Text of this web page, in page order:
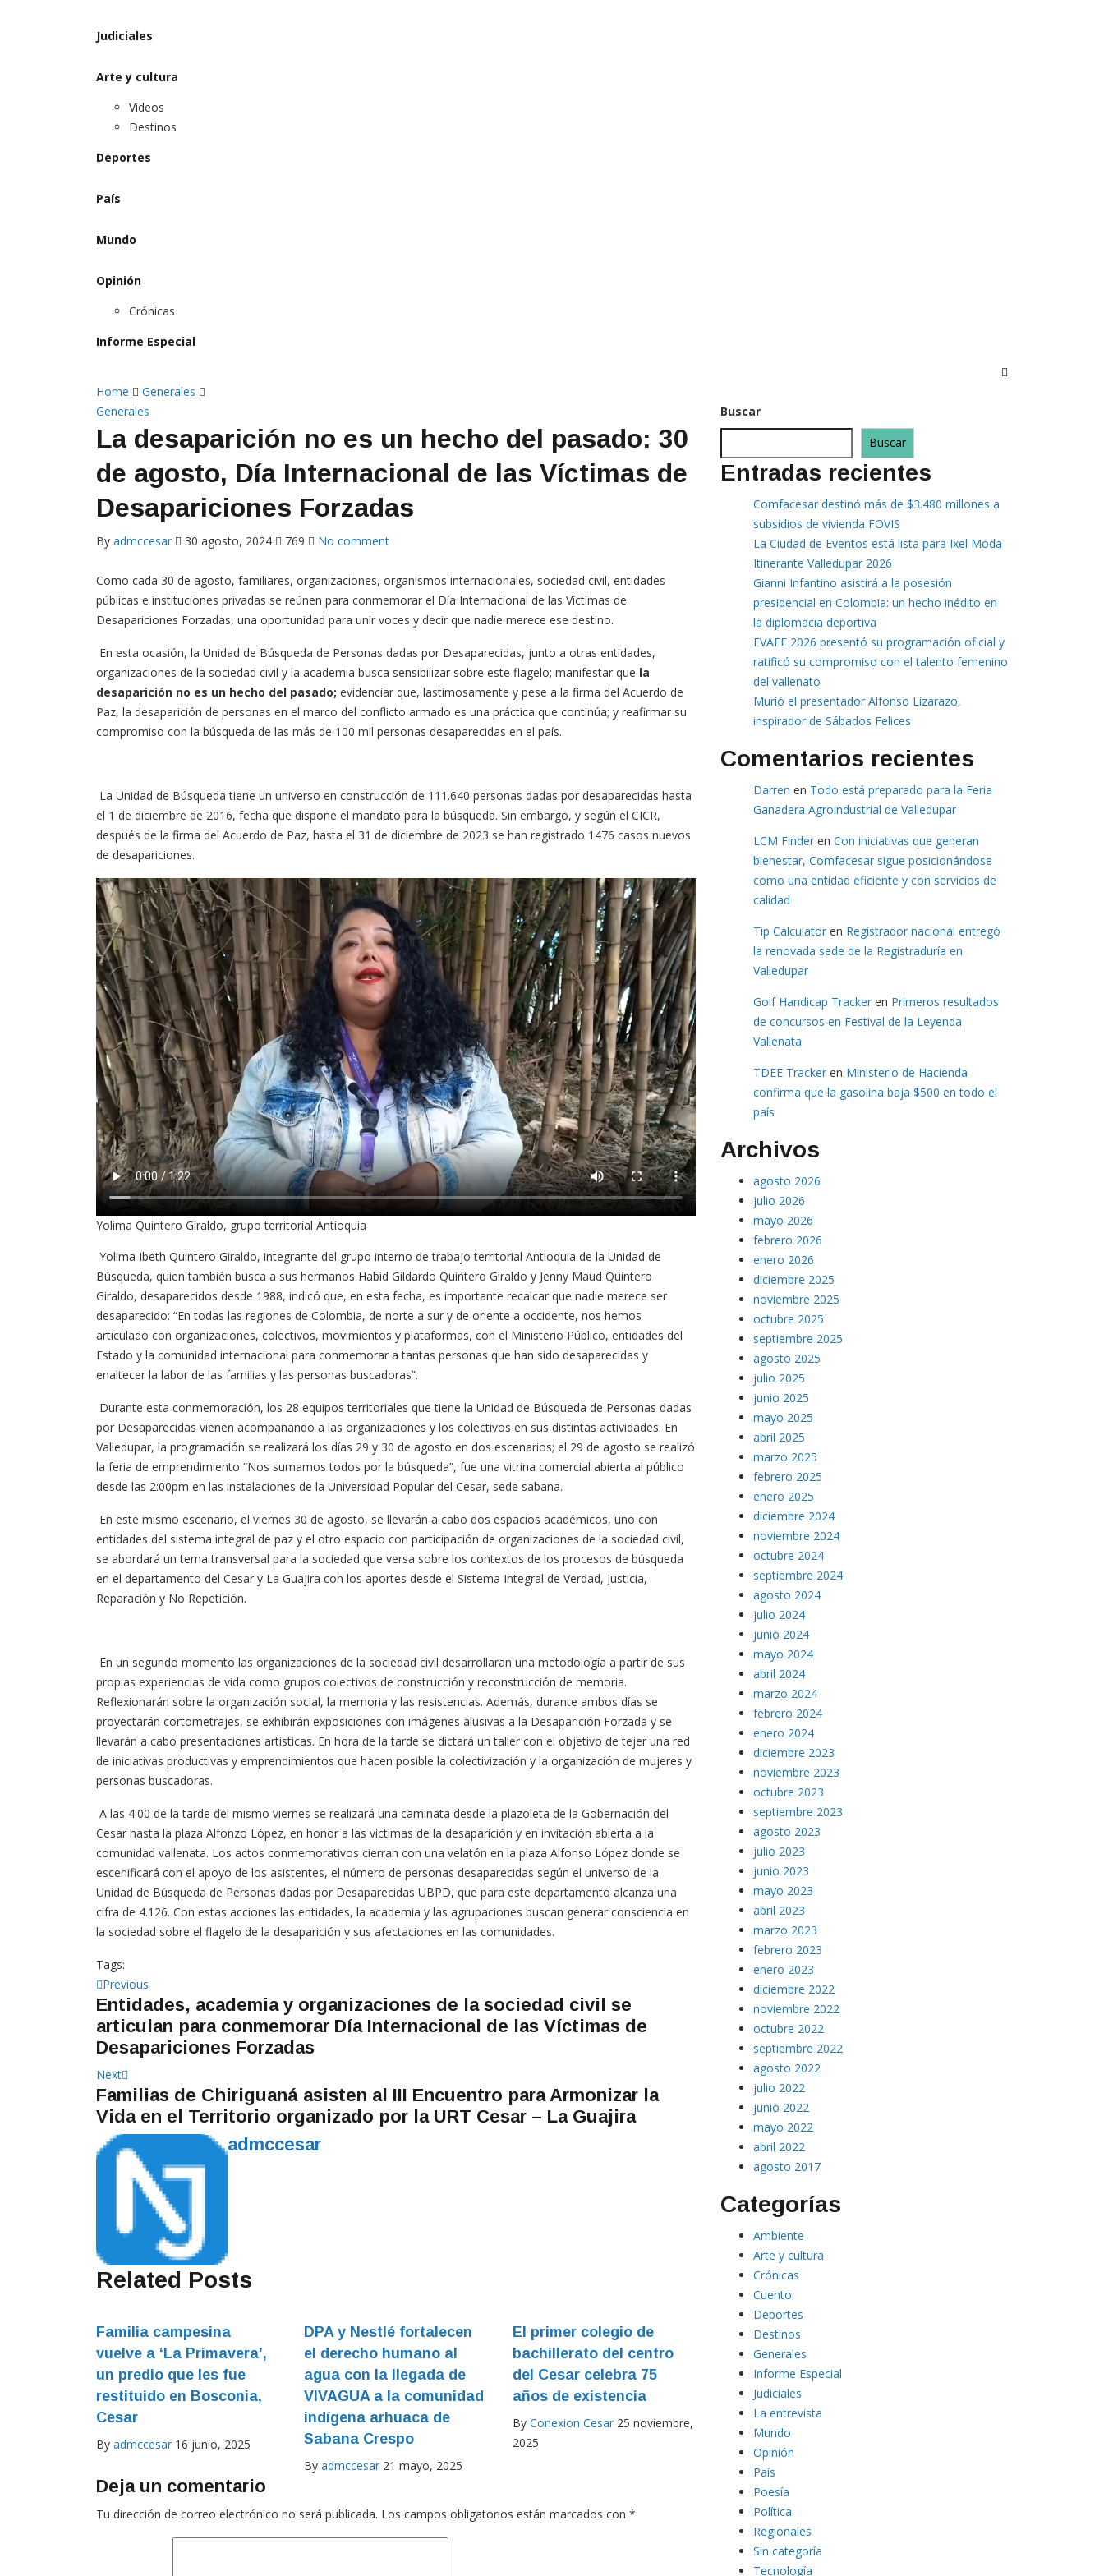
Judiciales
Arte y cultura
Videos
Destinos
Deportes
País
Mundo
Opinión
Crónicas
Informe Especial
Home
Generales
Generales
La desaparición no es un hecho del pasado: 30
de agosto, Día Internacional de las Víctimas de
Desapariciones Forzadas
By admccesar 30 agosto, 2024 769 No comment
Como cada 30 de agosto, familiares, organizaciones, organismos internacionales, sociedad civil, entidades
públicas e instituciones privadas se reúnen para conmemorar el Día Internacional de las Víctimas de
Desapariciones Forzadas, una oportunidad para unir voces y decir que nadie merece ese destino.
En esta ocasión, la Unidad de Búsqueda de Personas dadas por Desaparecidas, junto a otras entidades,
organizaciones de la sociedad civil y la academia busca sensibilizar sobre este flagelo; manifestar que la
desaparición no es un hecho del pasado; evidenciar que, lastimosamente y pese a la firma del Acuerdo de
Paz, la desaparición de personas en el marco del conflicto armado es una práctica que continúa; y reafirmar su
compromiso con la búsqueda de las más de 100 mil personas desaparecidas en el país.
La Unidad de Búsqueda tiene un universo en construcción de 111.640 personas dadas por desaparecidas hasta
el 1 de diciembre de 2016, fecha que dispone el mandato para la búsqueda. Sin embargo, y según el CICR,
después de la firma del Acuerdo de Paz, hasta el 31 de diciembre de 2023 se han registrado 1476 casos nuevos
de desapariciones.
Yolima Quintero Giraldo, grupo territorial Antioquia
Yolima Ibeth Quintero Giraldo, integrante del grupo interno de trabajo territorial Antioquia de la Unidad de
Búsqueda, quien también busca a sus hermanos Habid Gildardo Quintero Giraldo y Jenny Maud Quintero
Giraldo, desaparecidos desde 1988, indicó que, en esta fecha, es importante recalcar que nadie merece ser
desaparecido: “En todas las regiones de Colombia, de norte a sur y de oriente a occidente, nos hemos
articulado con organizaciones, colectivos, movimientos y plataformas, con el Ministerio Público, entidades del
Estado y la comunidad internacional para conmemorar a tantas personas que han sido desaparecidas y
enaltecer la labor de las familias y las personas buscadoras”.
Durante esta conmemoración, los 28 equipos territoriales que tiene la Unidad de Búsqueda de Personas dadas
por Desaparecidas vienen acompañando a las organizaciones y los colectivos en sus distintas actividades. En
Valledupar, la programación se realizará los días 29 y 30 de agosto en dos escenarios; el 29 de agosto se realizó
la feria de emprendimiento “Nos sumamos todos por la búsqueda”, fue una vitrina comercial abierta al público
desde las 2:00pm en las instalaciones de la Universidad Popular del Cesar, sede sabana.
En este mismo escenario, el viernes 30 de agosto, se llevarán a cabo dos espacios académicos, uno con
entidades del sistema integral de paz y el otro espacio con participación de organizaciones de la sociedad civil,
se abordará un tema transversal para la sociedad que versa sobre los contextos de los procesos de búsqueda
en el departamento del Cesar y La Guajira con los aportes desde el Sistema Integral de Verdad, Justicia,
Reparación y No Repetición.
En un segundo momento las organizaciones de la sociedad civil desarrollaran una metodología a partir de sus
propias experiencias de vida como grupos colectivos de construcción y reconstrucción de memoria.
Reflexionarán sobre la organización social, la memoria y las resistencias. Además, durante ambos días se
proyectarán cortometrajes, se exhibirán exposiciones con imágenes alusivas a la Desaparición Forzada y se
llevarán a cabo presentaciones artísticas. En hora de la tarde se dictará un taller con el objetivo de tejer una red
de iniciativas productivas y emprendimientos que hacen posible la colectivización y la organización de mujeres y
personas buscadoras.
A las 4:00 de la tarde del mismo viernes se realizará una caminata desde la plazoleta de la Gobernación del
Cesar hasta la plaza Alfonzo López, en honor a las víctimas de la desaparición y en invitación abierta a la
comunidad vallenata. Los actos conmemorativos cierran con una velatón en la plaza Alfonso López donde se
escenificará con el apoyo de los asistentes, el número de personas desaparecidas según el universo de la
Unidad de Búsqueda de Personas dadas por Desaparecidas UBPD, que para este departamento alcanza una
cifra de 4.126. Con estas acciones las entidades, la academia y las agrupaciones buscan generar consciencia en
la sociedad sobre el flagelo de la desaparición y sus afectaciones en las comunidades.
Tags:
Navegación
de
entradas
Previous
post:
Entidades, academia y organizaciones de la sociedad civil se
articulan para conmemorar Día Internacional de las Víctimas de
Desapariciones Forzadas
Next
post:
Familias de Chiriguaná asisten al III Encuentro para Armonizar la
Vida en el Territorio organizado por la URT Cesar – La Guajira
admccesar
Related Posts
Familia campesina
vuelve a ‘La Primavera’,
un predio que les fue
restituido en Bosconia,
Cesar
By admccesar 16 junio, 2025
DPA y Nestlé fortalecen
el derecho humano al
agua con la llegada de
VIVAGUA a la comunidad
indígena arhuaca de
Sabana Crespo
Byadmccesar 21 mayo, 2025
El primer colegio de
bachillerato del centro
del Cesar celebra 75
años de existencia
By Conexion Cesar 25 noviembre,
2025
Deja un comentario
Tu dirección de correo electrónico no será publicada. Los campos obligatorios están marcados con *
Buscar
Buscar
Entradas recientes
Comfacesar destinó más de $3.480 millones a
subsidios de vivienda FOVIS
La Ciudad de Eventos está lista para Ixel Moda
Itinerante Valledupar 2026
Gianni Infantino asistirá a la posesión
presidencial en Colombia: un hecho inédito en
la diplomacia deportiva
EVAFE 2026 presentó su programación oficial y
ratificó su compromiso con el talento femenino
del vallenato
Murió el presentador Alfonso Lizarazo,
inspirador de Sábados Felices
Comentarios recientes
Darren en Todo está preparado para la Feria
Ganadera Agroindustrial de Valledupar
LCM Finder en Con iniciativas que generan
bienestar, Comfacesar sigue posicionándose
como una entidad eficiente y con servicios de
calidad
Tip Calculator en Registrador nacional entregó
la renovada sede de la Registraduría en
Valledupar
Golf Handicap Tracker en Primeros resultados
de concursos en Festival de la Leyenda
Vallenata
TDEE Tracker en Ministerio de Hacienda
confirma que la gasolina baja $500 en todo el
país
Archivos
agosto 2026
julio 2026
mayo 2026
febrero 2026
enero 2026
diciembre 2025
noviembre 2025
octubre 2025
septiembre 2025
agosto 2025
julio 2025
junio 2025
mayo 2025
abril 2025
marzo 2025
febrero 2025
enero 2025
diciembre 2024
noviembre 2024
octubre 2024
septiembre 2024
agosto 2024
julio 2024
junio 2024
mayo 2024
abril 2024
marzo 2024
febrero 2024
enero 2024
diciembre 2023
noviembre 2023
octubre 2023
septiembre 2023
agosto 2023
julio 2023
junio 2023
mayo 2023
abril 2023
marzo 2023
febrero 2023
enero 2023
diciembre 2022
noviembre 2022
octubre 2022
septiembre 2022
agosto 2022
julio 2022
junio 2022
mayo 2022
abril 2022
agosto 2017
Categorías
Ambiente
Arte y cultura
Crónicas
Cuento
Deportes
Destinos
Generales
Informe Especial
Judiciales
La entrevista
Mundo
Opinión
País
Poesía
Política
Regionales
Sin categoría
Tecnología